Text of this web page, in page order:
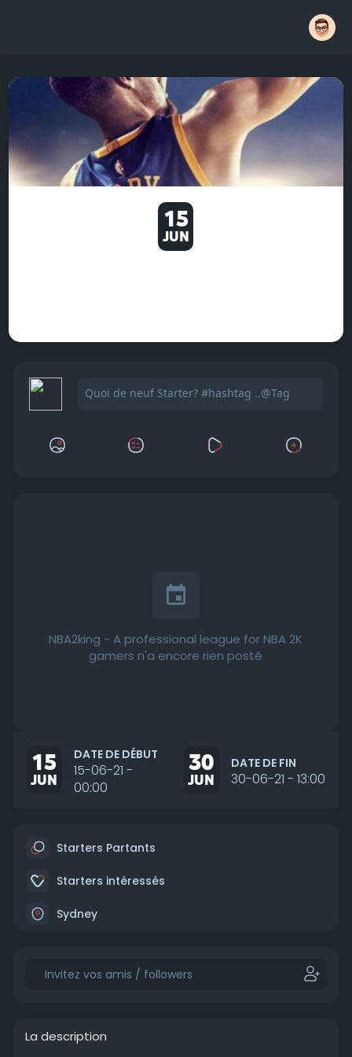
15
JUN
NBA2king - A professional league for NBA 2K
gamers n'a encore rien posté
15
JUN
DATE DE DÉBUT
15-06-21 -
00:00
30
JUN
DATE DE FIN
30-06-21 - 13:00
Starters Partants
Starters intéressés
Sydney
La description